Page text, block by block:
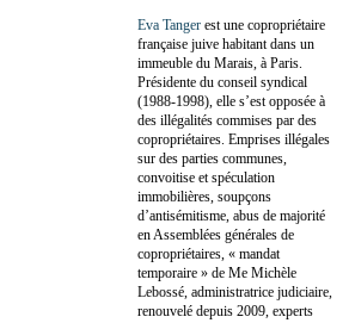
Eva Tanger est une copropriétaire
française juive habitant dans un
immeuble du Marais, à Paris.
Présidente du conseil syndical
(1988-1998), elle s’est opposée à
des illégalités commises par des
copropriétaires. Emprises illégales
sur des parties communes,
convoitise et spéculation
immobilières, soupçons
d’antisémitisme, abus de majorité
en Assemblées générales de
copropriétaires, « mandat
temporaire » de Me Michèle
Lebossé, administratrice judiciaire,
renouvelé depuis 2009, experts